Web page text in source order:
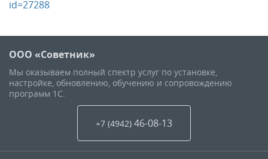
id=27288
ООО «Советник»
Мы оказываем полный спектр услуг по установке,
настройке, обновлению, обучению и сопровождению
программ 1С.
+7 (4942) 46-08-13